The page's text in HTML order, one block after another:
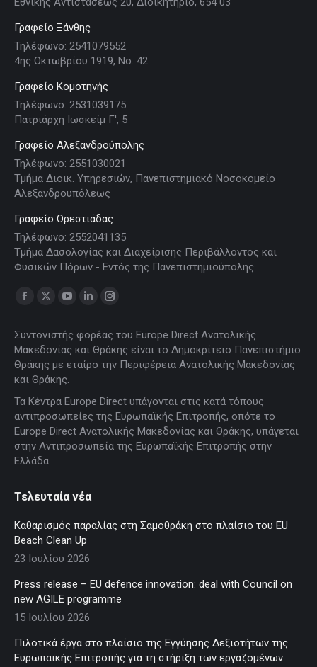
Γραφείο Ξάνθης
Τηλέφωνο: 2541079552
4ης Οκτωβρίου 1919, Νο. 42
Γραφείο Κομοτηνής
Τηλέφωνο: 2531039175
Πατριάρχη Ιωσκείμ Γ', 5
Γραφείο Αλεξανδρούπολης
Τηλέφωνο: 2551030021
Τμήμα Διοικ. Υπηρεσιών, Πανεπιστημιακό Νοσοκομείο
Αλεξανδρουπόλεως
Γραφείο Ορεστιάδας
Τηλέφωνο: 2552041135
Τμήμα Δασολογίας και Διαχείρισης Περιβάλλοντος και
Φυσικών Πόρων - Εντός της Πανεπιστημιούπολης
Find us on:
Facebook
opens
in
new
window
X
opens
new
window
YouTube
opens
in
new
window
Linkedin
opens
window
Instagram
opens
window
Συντονιστής φορέας του Europe Direct Ανατολικής
Μακεδονίας και Θράκης είναι το Δημοκρίτειο Πανεπιστήμιο
Θράκης με εταίρο την Περιφέρεια Ανατολικής Μακεδονίας
και Θράκης.
Τα Κέντρα Europe Direct υπάγονται στις κατά τόπους
αντιπροσωπείες της Ευρωπαϊκής Επιτροπής, οπότε το
Europe Direct Ανατολικής Μακεδονίας και Θράκης, υπάγεται
στην Αντιπροσωπεία της Ευρωπαϊκής Επιτροπής στην
Ελλάδα.
Τελευταία νέα
Καθαρισμός παραλίας στη Σαμοθράκη στο πλαίσιο του EU
Beach Clean Up
23 Ιουλίου 2026
Press release – EU defence innovation: deal with Council on
new AGILE programme
15 Ιουλίου 2026
Πιλοτικά έργα στο πλαίσιο της Εγγύησης Δεξιοτήτων της
Ευρωπαϊκής Επιτροπής για τη στήριξη των εργαζομένων